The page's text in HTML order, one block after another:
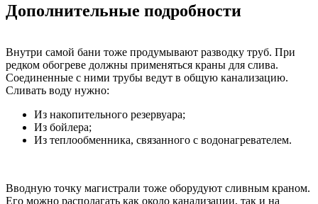
Дополнительные подробности
Внутри самой бани тоже продумывают разводку труб. При
редком обогреве должны применяться краны для слива.
Соединенные с ними трубы ведут в общую канализацию.
Сливать воду нужно:
Из накопительного резервуара;
Из бойлера;
Из теплообменника, связанного с водонагревателем.
Вводную точку магистрали тоже оборудуют сливным краном.
Его можно располагать как около канализации, так и на